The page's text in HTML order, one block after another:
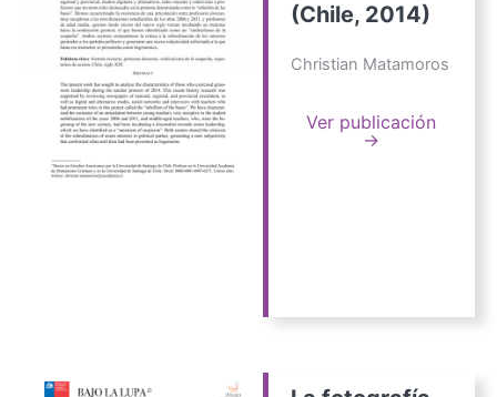
(Chile, 2014)
Christian Matamoros
Ver publicación
→